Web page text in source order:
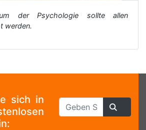
der Psychologie sollte allen
werden.
sich in